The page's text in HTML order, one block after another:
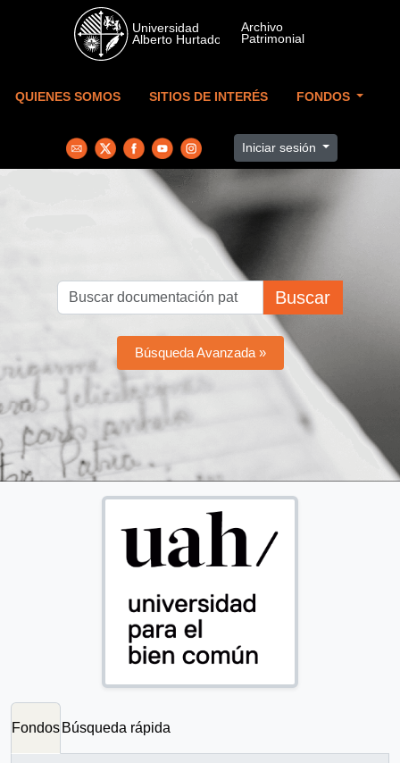
Skip to main content
QUIENES SOMOS SITIOS DE INTERÉS FONDOS
Iniciar sesión
Buscar
Búsqueda Avanzada »
Fondos Búsqueda rápida